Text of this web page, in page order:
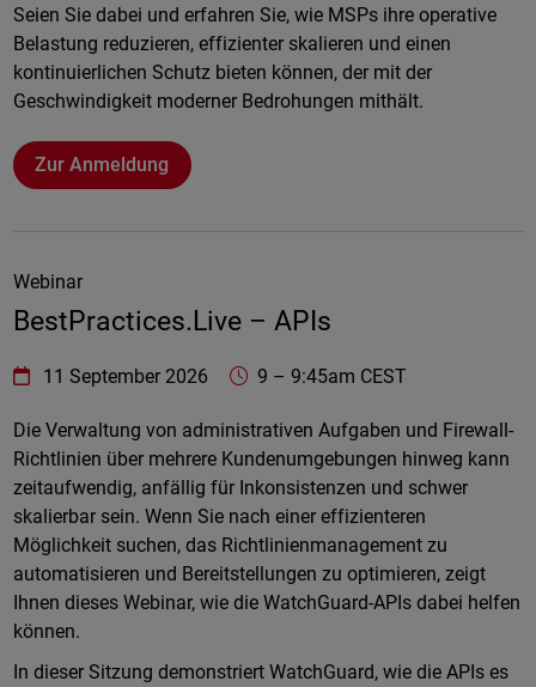
Seien Sie dabei und erfahren Sie, wie MSPs ihre operative
Belastung reduzieren, effizienter skalieren und einen
kontinuierlichen Schutz bieten können, der mit der
Geschwindigkeit moderner Bedrohungen mithält.
Zur Anmeldung
Webinar
BestPractices.Live – APIs
WatchGuard Technologies https://www.watchguard.com/
11 September 2026 9 – 9:45am CEST
Die Verwaltung von administrativen Aufgaben und Firewall-
Richtlinien über mehrere Kundenumgebungen hinweg kann
zeitaufwendig, anfällig für Inkonsistenzen und schwer
skalierbar sein. Wenn Sie nach einer effizienteren
Möglichkeit suchen, das Richtlinienmanagement zu
automatisieren und Bereitstellungen zu optimieren, zeigt
Ihnen dieses Webinar, wie die WatchGuard-APIs dabei helfen
können.
In dieser Sitzung demonstriert WatchGuard, wie die APIs es